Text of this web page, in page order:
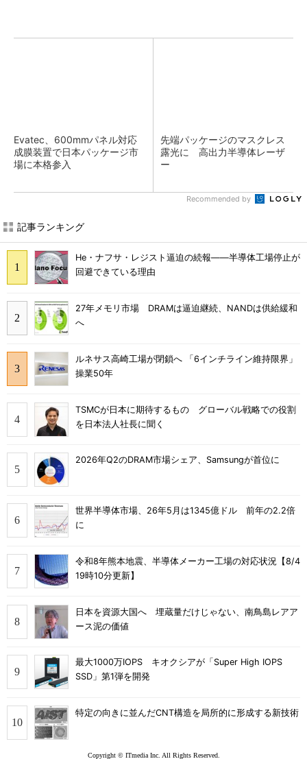
Evatec、600mmパネル対応
成膜装置で日本パッケージ市
場に本格参入
先端パッケージのマスクレス
露光に 高出力半導体レーザ
ー
Recommended by
記事ランキング
He・ナフサ・レジスト逼迫の続報――半導体工場停止が
回避できている理由
27年メモリ市場 DRAMは逼迫継続、NANDは供給緩和
へ
ルネサス高崎工場が閉鎖へ 「6インチライン維持限界」
操業50年
TSMCが日本に期待するもの グローバル戦略での役割
を日本法人社長に聞く
2026年Q2のDRAM市場シェア、Samsungが首位に
世界半導体市場、26年5月は1345億ドル 前年の2.2倍
に
令和8年熊本地震、半導体メーカー工場の対応状況【8/4
19時10分更新】
日本を資源大国へ 埋蔵量だけじゃない、南鳥島レアア
ース泥の価値
最大1000万IOPS キオクシアが「Super High IOPS
SSD」第1弾を開発
特定の向きに並んだCNT構造を局所的に形成する新技術
Copyright © ITmedia Inc. All Rights Reserved.